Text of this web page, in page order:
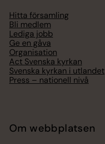
Hitta församling
Bli medlem
Lediga jobb
Ge en gåva
Organisation
Act Svenska kyrkan
Svenska kyrkan i utlandet
Press – nationell nivå
Om webbplatsen